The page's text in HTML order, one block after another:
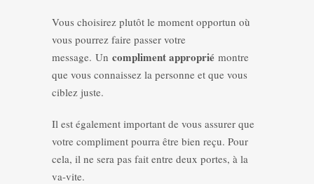
Vous choisirez plutôt le moment opportun où
vous pourrez faire passer votre
message. Un compliment approprié montre
que vous connaissez la personne et que vous
ciblez juste.
Il est également important de vous assurer que
votre compliment pourra être bien reçu. Pour
cela, il ne sera pas fait entre deux portes, à la
va-vite.